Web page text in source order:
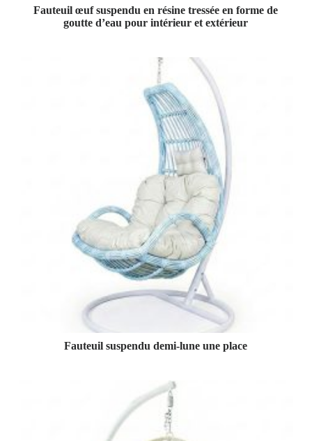
Fauteuil œuf suspendu en résine tressée en forme de
goutte d’eau pour intérieur et extérieur
Fauteuil suspendu demi-lune une place